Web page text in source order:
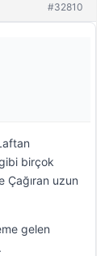
#32810
birçok
Çağıran uzun
gelen